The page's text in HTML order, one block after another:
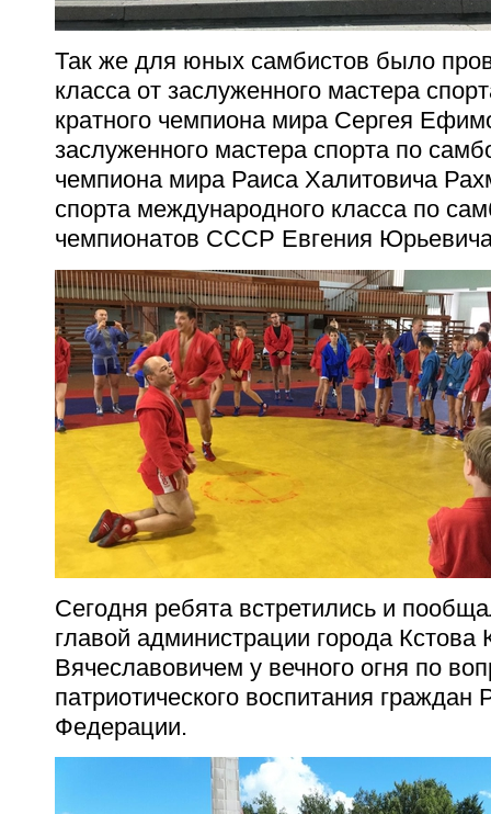
Так же для юных самбистов было
класса от заслуженного мастера
кратного чемпиона мира Сергея
заслуженного мастера спорта по
чемпиона мира Раиса Халитовича
спорта международного класса по
чемпионатов СССР Евгения
Сегодня ребята встретились и
главой администрации города
Вячеславовичем у вечного огня по
патриотического воспитания граждан
Федерации.